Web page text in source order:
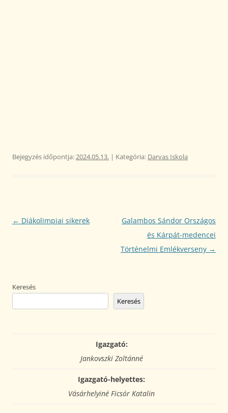
Bejegyzés időpontja:2024.05.13. | Kategória: Darvas Iskola
Bejegyzés
← Diákolimpiai sikerek
Galambos Sándor Országos
és Kárpát-medencei
Történelmi Emlékverseny →
Keresés
Keresés
Igazgató:
Jankovszki Zoltánné
Igazgató-helyettes:
Vásárhelyiné Ficsór Katalin